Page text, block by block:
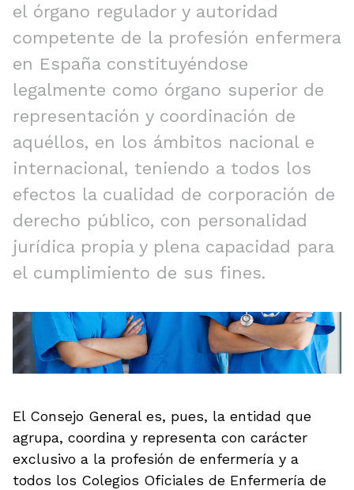
el órgano regulador y autoridad
competente de la profesión enfermera
en España constituyéndose
legalmente como órgano superior de
representación y coordinación de
aquéllos, en los ámbitos nacional e
internacional, teniendo a todos los
efectos la cualidad de corporación de
derecho público, con personalidad
jurídica propia y plena capacidad para
el cumplimiento de sus fines.
El Consejo General es, pues, la entidad que
agrupa, coordina y representa con carácter
exclusivo a la profesión de enfermería y a
todos los Colegios Oficiales de Enfermería de